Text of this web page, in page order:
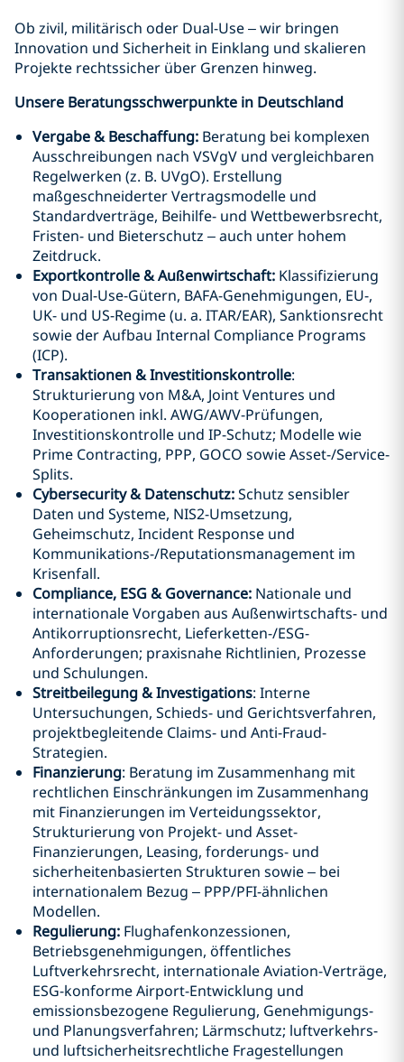
Ob zivil, militärisch oder Dual-Use – wir bringen
Innovation und Sicherheit in Einklang und skalieren
Projekte rechtssicher über Grenzen hinweg.
Unsere Beratungsschwerpunkte in Deutschland
Vergabe & Beschaffung: Beratung bei komplexen
Ausschreibungen nach VSVgV und vergleichbaren
Regelwerken (z. B. UVgO). Erstellung
maßgeschneiderter Vertragsmodelle und
Standardverträge, Beihilfe- und Wettbewerbsrecht,
Fristen- und Bieterschutz – auch unter hohem
Zeitdruck.
Exportkontrolle & Außenwirtschaft: Klassifizierung
von Dual-Use-Gütern, BAFA-Genehmigungen, EU-,
UK- und US-Regime (u. a. ITAR/EAR), Sanktionsrecht
sowie der Aufbau Internal Compliance Programs
(ICP).
Transaktionen & Investitionskontrolle:
Strukturierung von M&A, Joint Ventures und
Kooperationen inkl. AWG/AWV-Prüfungen,
Investitionskontrolle und IP-Schutz; Modelle wie
Prime Contracting, PPP, GOCO sowie Asset-/Service-
Splits.
Cybersecurity & Datenschutz:Schutz sensibler
Daten und Systeme, NIS2-Umsetzung,
Geheimschutz, Incident Response und
Kommunikations-/Reputationsmanagement im
Krisenfall.
Compliance, ESG & Governance: Nationale und
internationale Vorgaben aus Außenwirtschafts- und
Antikorruptionsrecht, Lieferketten-/ESG-
Anforderungen; praxisnahe Richtlinien, Prozesse
und Schulungen.
Streitbeilegung & Investigations: Interne
Untersuchungen, Schieds- und Gerichtsverfahren,
projektbegleitende Claims- und Anti-Fraud-
Strategien.
Finanzierung: Beratung im Zusammenhang mit
rechtlichen Einschränkungen im Zusammenhang
mit Finanzierungen im Verteidungssektor,
Strukturierung von Projekt- und Asset-
Finanzierungen, Leasing, forderungs- und
sicherheitenbasierten Strukturen sowie – bei
internationalem Bezug – PPP/PFI-ähnlichen
Modellen.
Regulierung: Flughafenkonzessionen,
Betriebsgenehmigungen, öffentliches
Luftverkehrsrecht, internationale Aviation-Verträge,
ESG-konforme Airport-Entwicklung und
emissionsbezogene Regulierung, Genehmigungs-
und Planungsverfahren; Lärmschutz; luftverkehrs-
und luftsicherheitsrechtliche Fragestellungen